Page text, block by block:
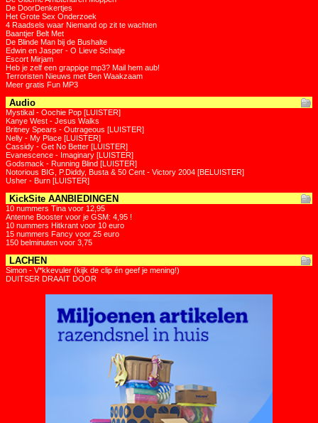
De DoorDenkertjes
Het Grote Sex Onderzoek
4 Raadsels waar Niemand op zit te wachten
Baantjer Belt Met
De Blinde Man bij de Bushalte
Edwin en Jasper - O Lieve Schatje
Escort Mirjam
Heb je zelf een grappige mp3? Mail hem aub!
Terroristen Nieuws met Ben Waakzaam
Meer gratis Fun MP3
Audio
Mystikal - Oochie Pop [LUISTER]
Kanye West - Jesus Walks
Britney Spears - Outrageous [LUISTER]
Nelly - My Place [LUISTER]
Cassidy - Get No Better [LUISTER]
Evanescence - Imaginary [LUISTER]
Godsmack - Running Blind [LUISTER]
Notorious BIG, P.Diddy, Busta & 50 Cent - Victory 2004 [BELUISTER]
Usher - Burn [LUISTER]
KickSite AANBIEDINGEN
10 nummers Tina voor 12,95
Antenne Booster voor je GSM: 4,95 !
10 nummers Hitkrant voor 10 euro
15 nummers Fancy voor 25 euro
150 belminuten voor 3,75
LACHEN
Simon - V*kkevuler (kijk de clip én geef je mening!)
DUITSER DRAAIT DOOR